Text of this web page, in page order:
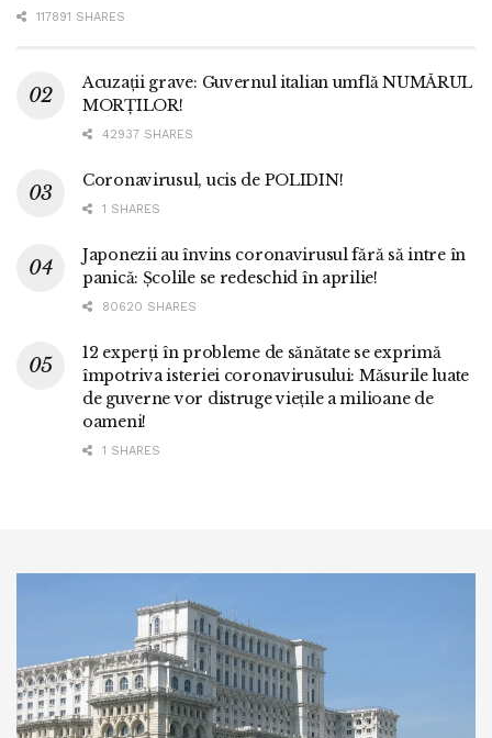
117891 SHARES
Acuzații grave: Guvernul italian umflă NUMĂRUL
MORȚILOR!
42937 SHARES
Coronavirusul, ucis de POLIDIN!
1 SHARES
Japonezii au învins coronavirusul fără să intre în
panică: Școlile se redeschid în aprilie!
80620 SHARES
12 experți în probleme de sănătate se exprimă
împotriva isteriei coronavirusului: Măsurile luate
de guverne vor distruge viețile a milioane de
oameni!
1 SHARES